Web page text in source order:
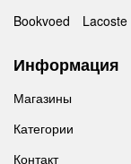
Bookvoed
Lacoste
Информация
Магазины
Категории
Контакт